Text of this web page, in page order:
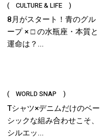
( CULTURE & LIFE )
8月がスタート！青のグル
ープ × □ の水瓶座・本質と
運命は？...
( WORLD SNAP )
Tシャツ×デニムだけのベー
シックな組み合わせこそ、
シルエッ...